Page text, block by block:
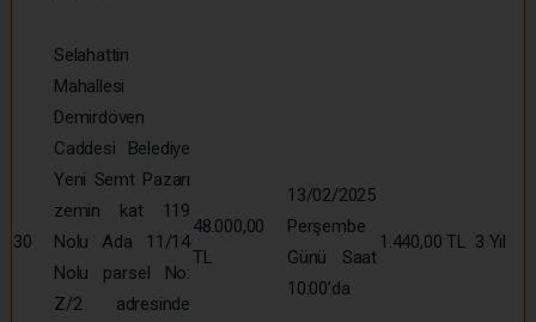
30
Selahattin
Mahallesi
Demirdöven
Caddesi Belediye
Yeni Semt Pazarı
zemin kat 119
Nolu Ada 11/14
Nolu parsel No:
Z/2 adresinde
48.000,00
TL
13/02/2025
Perşembe
Günü Saat
10:00’da
1.440,00 TL 3 Yıl